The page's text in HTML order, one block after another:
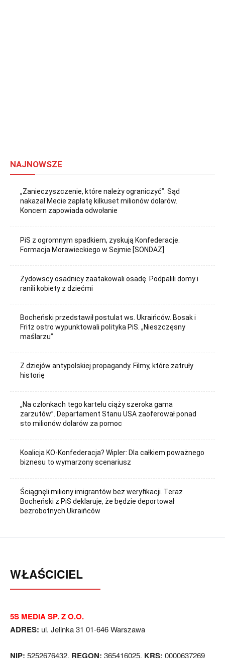
NAJNOWSZE
„Zanieczyszczenie, które należy ograniczyć”. Sąd
nakazał Mecie zapłatę kilkuset milionów dolarów.
Koncern zapowiada odwołanie
PiS z ogromnym spadkiem, zyskują Konfederacje.
Formacja Morawieckiego w Sejmie [SONDAŻ]
Żydowscy osadnicy zaatakowali osadę. Podpalili domy i
ranili kobiety z dziećmi
Bocheński przedstawił postulat ws. Ukraińców. Bosak i
Fritz ostro wypunktowali polityka PiS. „Nieszczęsny
maślarzu”
Z dziejów antypolskiej propagandy. Filmy, które zatruły
historię
„Na członkach tego kartelu ciąży szeroka gama
zarzutów”. Departament Stanu USA zaoferował ponad
sto milionów dolarów za pomoc
Koalicja KO-Konfederacja? Wipler: Dla całkiem poważnego
biznesu to wymarzony scenariusz
Ściągnęli miliony imigrantów bez weryfikacji. Teraz
Bocheński z PiS deklaruje, że będzie deportował
bezrobotnych Ukraińców
WŁAŚCICIEL
5S MEDIA SP. Z O.O.
ADRES: ul. Jelinka 31 01-646 Warszawa
NIP: 5252676432, REGON: 365416025, KRS: 0000637269